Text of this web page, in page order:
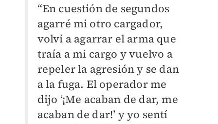
“En cuestión de segundos
agarré mi otro cargador,
volví a agarrar el arma que
traía a mi cargo y vuelvo a
repeler la agresión y se dan
a la fuga. El operador me
dijo ‘¡Me acaban de dar, me
acaban de dar!’ y yo sentí